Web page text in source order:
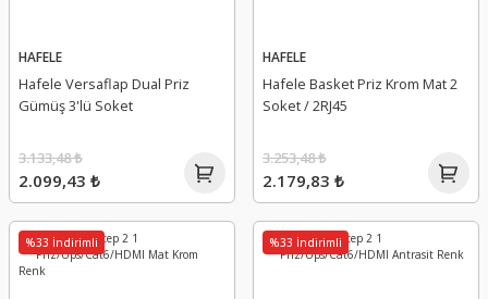
HAFELE
Hafele Versaflap Dual Priz
Gümüş 3'lü Soket
2.099,43 ₺
3.133,48 ₺
HAFELE
Hafele Basket Priz Krom Mat 2
Soket / 2RJ45
2.179,83 ₺
3.253,48 ₺
%33 İndirimli %33 İndirimli